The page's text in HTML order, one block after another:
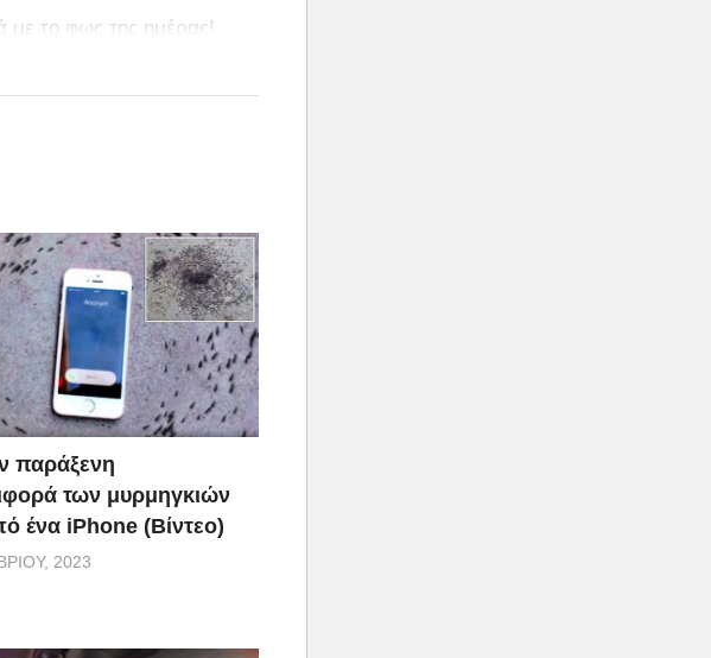
με το φως της ημέρας!
παράξενη
των μυρμηγκιών
ένα iPhone (Βίντεο)
2023